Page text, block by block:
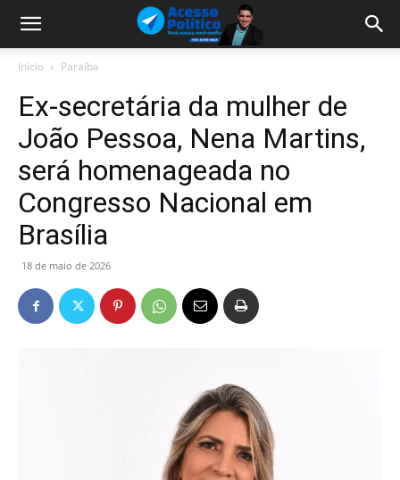
Início Paraíba
Ex-secretária da mulher de
João Pessoa, Nena Martins,
será homenageada no
Congresso Nacional em
Brasília
18 de maio de 2026